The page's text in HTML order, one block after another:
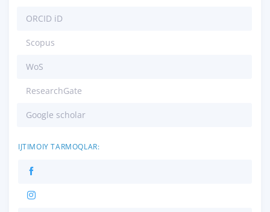
ORCID iD
Scopus
WoS
ResearchGate
Google scholar
IJTIMOIY TARMOQLAR: